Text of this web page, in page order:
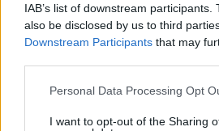
IAB’s list of downstream
also be disclosed by us to third
Downstream Participants that may
Please note that this website/app
not limited to your visit or usage
Personal Data Processing Opt
I want to opt-out of the Sharing